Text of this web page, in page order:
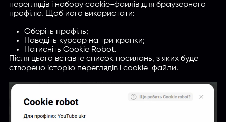
переглядів і набору cookie-файлів для браузерного
профілю. Щоб його використати:
Оберіть профіль;
Наведіть курсор на три крапки;
Натисніть Cookie Robot.
Після цього вставте список посилань, з яких буде
створено історію переглядів і cookie-файли.